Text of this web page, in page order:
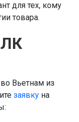
для тех, кому
товара.
Вьетнам из
заявку на